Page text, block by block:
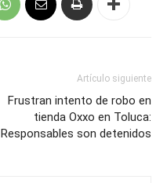
Artículo siguiente
Frustran intento de robo en
tienda Oxxo en Toluca:
Responsables son detenidos